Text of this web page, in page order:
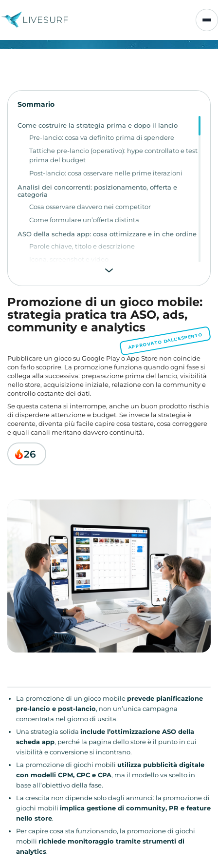
LIVESURF
Sommario
Come costruire la strategia prima e dopo il lancio
Pre-lancio: cosa va definito prima di spendere
Tattiche pre-lancio (operativo): hype controllato e test
prima del budget
Post-lancio: cosa osservare nelle prime iterazioni
Analisi dei concorrenti: posizionamento, offerta e
categoria
Cosa osservare davvero nei competitor
Come formulare un’offerta distinta
ASO della scheda app: cosa ottimizzare e in che ordine
Parole chiave, titolo e descrizione
Icona, screenshot e video
Pubblicità mobile: quando usare CPM, CPC e CPA
Una tabella semplice per scegliere il modello
Reti pubblicitarie, posizionamenti e qualità del
traffico
Community, social, PR e feature: come creare
continuità
Social e community: a cosa servono davvero
Influencer, PR e feature nello store
Traffico motivato, recensioni e rischi da valutare senza
scorciatoie
Quando il rischio aumenta
Analytics per giochi mobile: strumenti, integrazione e
lettura utile
Come impostare il tracciamento senza complicarlo
Ruolo pratico di Google Analytics e AppMetrica
Integrazione analytics (base + avanzata): eventi,
Domande frequenti
Promozione di un gioco mobile:
strategia pratica tra ASO, ads,
community e analytics
APPROVATO DALL'ESPERTO
Pubblicare un gioco su Google Play o App Store non coincide
con farlo scoprire. La promozione funziona quando ogni fase si
collega alla successiva: preparazione prima del lancio, visibilità
nello store, acquisizione iniziale, relazione con la community e
controllo costante dei dati.
Se questa catena si interrompe, anche un buon prodotto rischia
di disperdere attenzione e budget. Se invece la strategia è
coerente, diventa più facile capire cosa testare, cosa correggere
e quali canali meritano davvero continuità.
26
La promozione di un gioco mobile prevede pianificazione
pre-lancio e post-lancio, non un’unica campagna
concentrata nel giorno di uscita.
Una strategia solida include l’ottimizzazione ASO della
scheda app, perché la pagina dello store è il punto in cui
visibilità e conversione si incontrano.
La promozione di giochi mobili utilizza pubblicità digitale
con modelli CPM, CPC e CPA, ma il modello va scelto in
base all’obiettivo della fase.
La crescita non dipende solo dagli annunci: la promozione di
giochi mobili implica gestione di community, PR e feature
nello store.
Per capire cosa sta funzionando, la promozione di giochi
mobili richiede monitoraggio tramite strumenti di
analytics.